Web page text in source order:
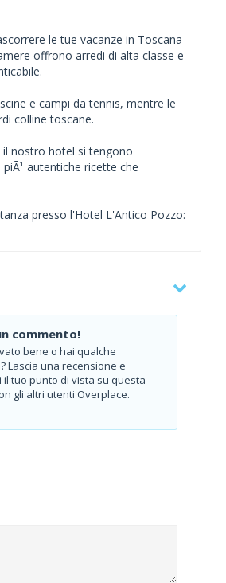
le tue vacanze in Toscana
offrono arredi di alta classe e
e campi da tennis, mentre le
colline toscane.
nostro hotel si tengono
autentiche ricette che
presso l'Hotel L'Antico Pozzo:
commento!
bene o hai qualche
Lascia una recensione e
il tuo punto di vista su questa
gli altri utenti Overplace.